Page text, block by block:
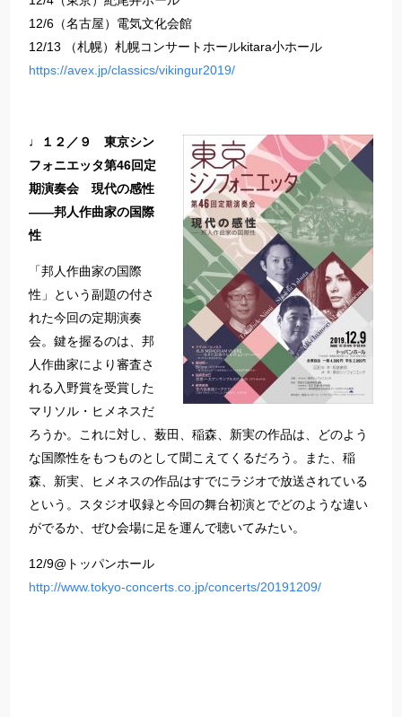
12/6（名古屋）電気文化会館
12/13 （札幌）札幌コンサートホールkitara小ホール
https://avex.jp/classics/vikingur2019/
♩１２／９ 東京シン
フォニエッタ第46回定
期演奏会 現代の感性
――邦人作曲家の国際
性
「邦人作曲家の国際
性」という副題の付さ
れた今回の定期演奏
会。鍵を握るのは、邦
人作曲家により審査さ
れる入野賞を受賞した
マリソル・ヒメネスだ
ろうか。これに対し、薮田、稲森、新実の作品は、どのよう
な国際性をもつものとして聞こえてくるだろう。また、稲
森、新実、ヒメネスの作品はすでにラジオで放送されている
という。スタジオ収録と今回の舞台初演とでどのような違い
がでるか、ぜひ会場に足を運んで聴いてみたい。
12/9@トッパンホール
http://www.tokyo-concerts.co.jp/concerts/20191209/